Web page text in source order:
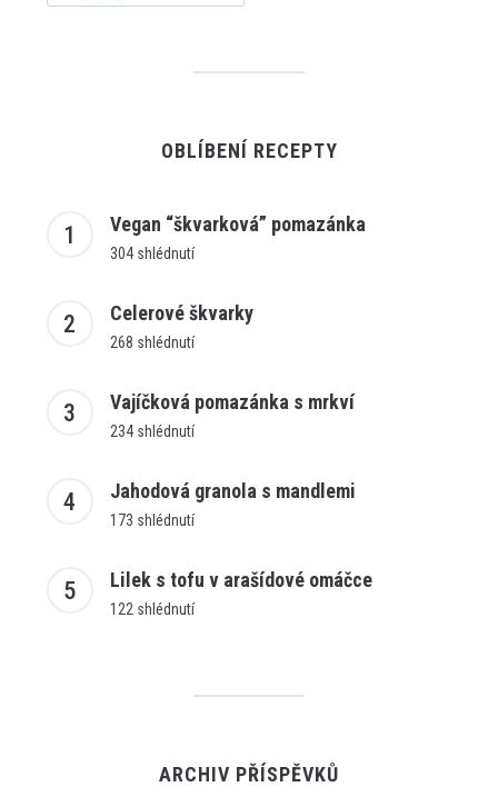
OBLÍBENÍ RECEPTY
Vegan “škvarková” pomazánka
304 shlédnutí
Celerové škvarky
268 shlédnutí
Vajíčková pomazánka s mrkví
234 shlédnutí
Jahodová granola s mandlemi
173 shlédnutí
Lilek s tofu v arašídové omáčce
122 shlédnutí
ARCHIV PŘÍSPĚVKŮ